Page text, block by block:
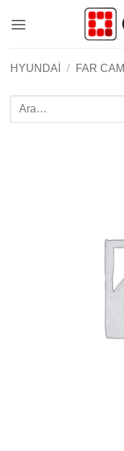
atla
HYUNDAI / FAR CAMI
Ara: